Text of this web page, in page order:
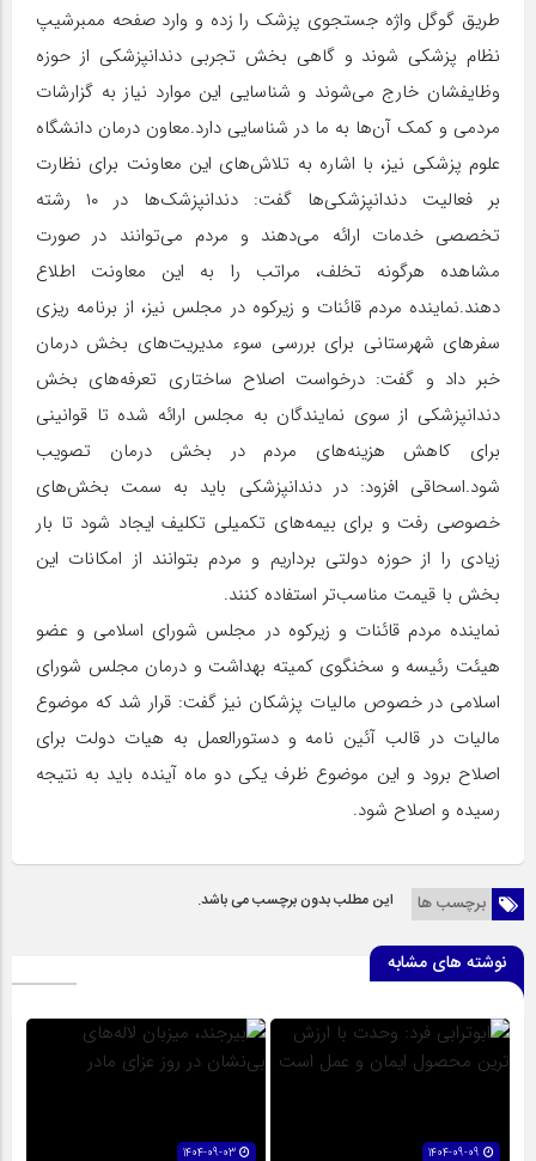
طریق گوگل واژه جستجوی پزشک را زده و وارد صفحه ممبرشیپ
نظام پزشکی شوند و گاهی بخش تجربی دندانپزشکی از حوزه
وظایفشان خارج می‌شوند و شناسایی این موارد نیاز به گزارشات
مردمی و کمک آن‌ها به ما در شناسایی دارد.معاون درمان دانشگاه
علوم پزشکی نیز، با اشاره به تلاش‌های این معاونت برای نظارت
بر فعالیت دندانپزشکی‌ها گفت: دندانپزشک‌ها در ۱۰ رشته
تخصصی خدمات ارائه می‌دهند و مردم می‌توانند در صورت
مشاهده هرگونه تخلف، مراتب را به این معاونت اطلاع
دهند.نماینده مردم قائنات و زیرکوه در مجلس نیز، از برنامه ریزی
سفر‌های شهرستانی برای بررسی سوء مدیریت‌های بخش درمان
خبر داد و گفت: درخواست اصلاح ساختاری تعرفه‌های بخش
دندانپزشکی از سوی نمایندگان به مجلس ارائه شده تا قوانینی
برای کاهش هزینه‌های مردم در بخش درمان تصویب
شود.اسحاقی افزود: در دندانپزشکی باید به سمت بخش‌های
خصوصی رفت و برای بیمه‌های تکمیلی تکلیف ایجاد شود تا بار
زیادی را از حوزه دولتی برداریم و مردم بتوانند از امکانات این
بخش با قیمت مناسب‌تر استفاده کنند.
نماینده مردم قائنات و زیرکوه در مجلس شورای اسلامی و عضو
هیئت رئیسه و سخنگوی کمیته بهداشت و درمان مجلس شورای
اسلامی در خصوص مالیات پزشکان نیز گفت: قرار شد که موضوع
مالیات در قالب آئین نامه و دستورالعمل به هیات دولت برای
اصلاح برود و این موضوع ظرف یکی دو ماه آینده باید به نتیجه
رسیده و اصلاح شود.
برچسب ها این مطلب بدون برچسب می باشد.
نوشته های مشابه